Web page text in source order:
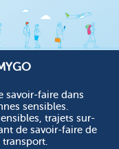
savoir-faire dans
sensibles.
trajets sur-
de savoir-faire de